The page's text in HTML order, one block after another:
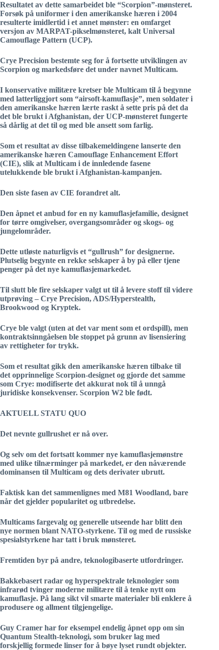
Resultatet av dette samarbeidet ble “Scorpion”-mønsteret.
Forsøk på uniformer i den amerikanske hæren i 2004
resulterte imidlertid i et annet mønster: en omfarget
versjon av MARPAT-pikselmønsteret, kalt Universal
Camouflage Pattern (UCP).
Crye Precision bestemte seg for å fortsette utviklingen av
Scorpion og markedsføre det under navnet Multicam.
I konservative militære kretser ble Multicam til å begynne
med latterliggjort som “airsoft-kamuflasje”, men soldater i
den amerikanske hæren lærte raskt å sette pris på det da
det ble brukt i Afghanistan, der UCP-mønsteret fungerte
så dårlig at det til og med ble ansett som farlig.
Som et resultat av disse tilbakemeldingene lanserte den
amerikanske hæren Camouflage Enhancement Effort
(CIE), slik at Multicam i de innledende fasene
utelukkende ble brukt i Afghanistan-kampanjen.
Den siste fasen av CIE forandret alt.
Den åpnet et anbud for en ny kamuflasjefamilie, designet
for tørre omgivelser, overgangsområder og skogs- og
jungelområder.
Dette utløste naturligvis et “gullrush” for designerne.
Plutselig begynte en rekke selskaper å by på eller tjene
penger på det nye kamuflasjemarkedet.
Til slutt ble fire selskaper valgt ut til å levere stoff til videre
utprøving – Crye Precision, ADS/Hyperstealth,
Brookwood og Kryptek.
Crye ble valgt (uten at det var ment som et ordspill), men
kontraktsinngåelsen ble stoppet på grunn av lisensiering
av rettigheter for trykk.
Som et resultat gikk den amerikanske hæren tilbake til
det opprinnelige Scorpion-designet og gjorde det samme
som Crye: modifiserte det akkurat nok til å unngå
juridiske konsekvenser. Scorpion W2 ble født.
AKTUELL STATU QUO
Det nevnte gullrushet er nå over.
Og selv om det fortsatt kommer nye kamuflasjemønstre
med ulike tilnærminger på markedet, er den nåværende
dominansen til Multicam og dets derivater ubrutt.
Faktisk kan det sammenlignes med M81 Woodland, bare
når det gjelder popularitet og utbredelse.
Multicams fargevalg og generelle utseende har blitt den
nye normen blant NATO-styrkene. Til og med de russiske
spesialstyrkene har tatt i bruk mønsteret.
Fremtiden byr på andre, teknologibaserte utfordringer.
Bakkebasert radar og hyperspektrale teknologier som
infrarød tvinger moderne militære til å tenke nytt om
kamuflasje. På lang sikt vil smarte materialer bli enklere å
produsere og allment tilgjengelige.
Guy Cramer har for eksempel endelig åpnet opp om sin
Quantum Stealth-teknologi, som bruker lag med
forskjellig formede linser for å bøye lyset rundt objekter.